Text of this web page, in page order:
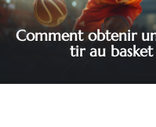
Comment obtenir
tir au basket